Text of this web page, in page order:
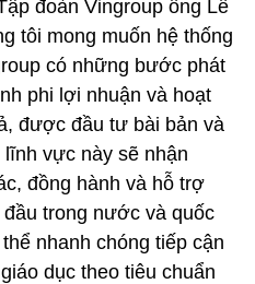
đoàn Vingroup ông Lê
tôi mong muốn hệ thống
có những bước phát
phi lợi nhuận và hoạt
được đầu tư bài bản và
vực này sẽ nhận
đồng hành và hỗ trợ
trong nước và quốc
nhanh chóng tiếp cận
dục theo tiêu chuẩn